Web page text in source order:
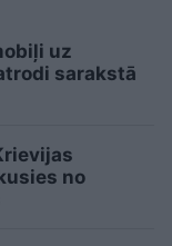
uz
sarakstā
no